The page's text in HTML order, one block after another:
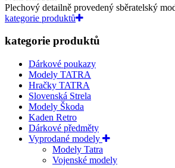
Plechový detailně provedený sběratelský
kategorie produktů
kategorie produktů
Dárkové poukazy
Modely TATRA
Hračky TATRA
Slovenská Strela
Modely Škoda
Kaden Retro
Dárkové předměty
Vyprodané modely
Modely Tatra
Vojenské modely